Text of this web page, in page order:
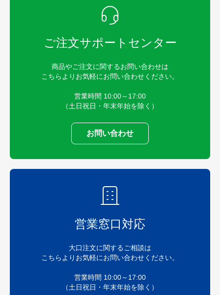
ご注文サポートセンター
商品やご注文に関するお問い合わせは
こちらよりお気軽にお問い合わせください。
営業時間 10:00～17:00
（土日祝日・年末年始を除く）
お問い合わせ
営業窓口対応
大口注文に関するご相談は
こちらよりお気軽にお問い合わせください。
営業時間 10:00～17:00
（土日祝日・年末年始を除く）